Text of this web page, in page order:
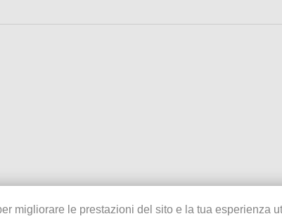
migliorare le prestazioni del sito e la tua esperienza